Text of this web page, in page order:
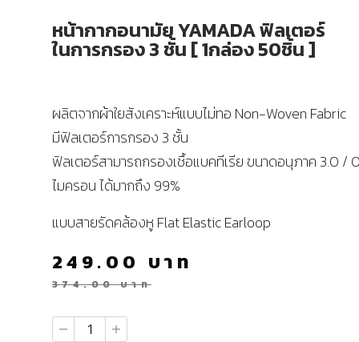
หน้ากากอนามัย YAMADA ฟิลเตอร์
ในการกรอง 3 ชั้น [ 1กล่อง 50ชิ้น ]
ผลิตจากผ้าใยสังเคราะห์แบบไม่ทอ Non-Woven Fabric
มีฟิลเตอร์การกรอง 3 ชั้น
ฟิลเตอร์สามารถกรองเชื้อแบคทีเรีย ขนาดอนุภาค 3.0 /
ไมครอน ได้มากถึง 99%
แบบสายรัดคล้องหู Flat Elastic Earloop
374.00บาท
249.00 บาท